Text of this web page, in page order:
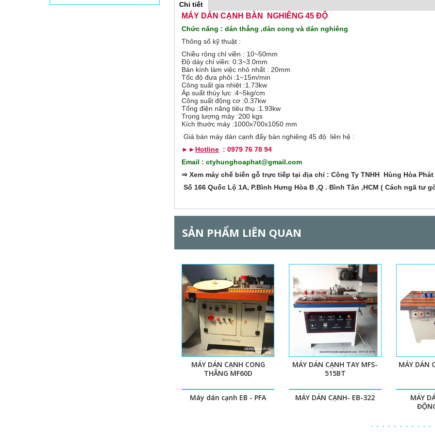
H
o
o
n
a
G
Chi tiết(
t
a
b
o
ạ
t
đ
ộ
n
g
)
MÁY DÁN CẠNH BÀN NGHIÊNG 45 ĐỘ
Chức năng : dán thẳng ,dán cong và dán nghiêng
Thông số kỹ thuật :
Chiều rộng chỉ viền : 10~50mm
Độ dày chỉ viền: 0.3~3.0mm
Bán kính làm việc nhỏ nhất : 20mm
Tốc độ đưa phôi :1~15m/min
Công suất gia nhiệt :1.73kw
Áp suất thủy lực :4~5kg/cm
Công suất động cơ :0.37kw
Tổng điện năng tiêu thụ :1.93kw
Trọng lượng máy :200 kgs
Kích thước máy :1000x700x1050 mm
Giá bán máy dán cạnh đẩy bàn nghiêng 45 độ liên hệ :
►► Hotline : 0979 76 78 94
Email : ctyhunghoaphat@gmail.com
⇒ Xem máy chế biến gỗ trực tiếp tại địa chỉ : Công Ty TNHH Hùng Hòa Phát
Số 166 Quốc Lộ 1A, P.Bình Hưng Hòa B ,Q . Bình Tân ,HCM ( Cách ngã tư
SẢN PHẨM LIÊN QUAN
MÁY DÁN CẠNH CONG
THẲNG MF60D
MÁY DÁN CẠNH TAY MFS-
515BT
MÁY DÁN
Máy dán cạnh EB - PFA MÁY DÁN CẠNH- EB-322
MÁY